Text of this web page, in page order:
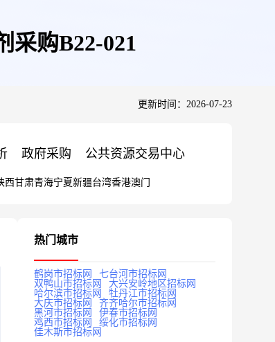
采购B22-021
更新时间：2026-07-23
政府采购 公共资源交易中心
西甘肃青海宁夏新疆台湾香港澳门
热门城市
鹤岗市招标网
七台河市招标网
双鸭山市招标网
大兴安岭地区招标网
哈尔滨市招标网
牡丹江市招标网
大庆市招标网
齐齐哈尔市招标网
黑河市招标网
伊春市招标网
鸡西市招标网
绥化市招标网
佳木斯市招标网